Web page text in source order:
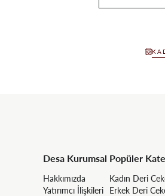
Desa Kurumsal
Hakkımızda
Yatırımcı İlişkileri
Popüler
Kadın Deri
Erkek Deri